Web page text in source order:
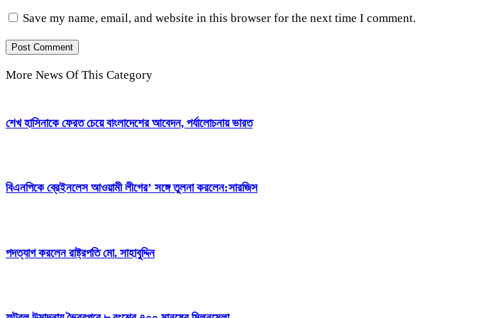
Save my name, email, and website in this browser for the next time I comment.
More News Of This Category
শেখ হাসিনাকে ফেরত চেয়ে বাংলাদেশের আবেদন, পর্যালোচনায় ভারত
বিএনপিকে ব্রেইনলেস আওয়ামী লীগের’ সঙ্গে তুলনা করলেন:সারজিস
পদত্যাগ করলেন রাষ্ট্রপতি মো. সাহাবুদ্দিন